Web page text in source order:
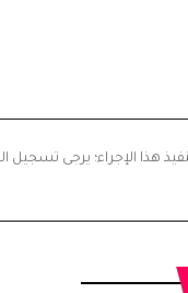
هذا الإجراء؛ يرجى